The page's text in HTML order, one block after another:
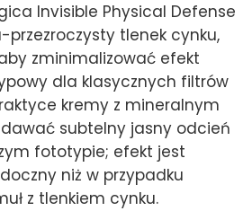
Invisible Physical Defense
przezroczysty tlenek cynku,
zminimalizować efekt
dla klasycznych filtrów
kremy z mineralnym
dawać subtelny jasny odcień
fototypie; efekt jest
niż w przypadku
z tlenkiem cynku.